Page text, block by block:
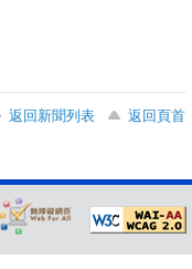
返回新聞列表
返回頁首